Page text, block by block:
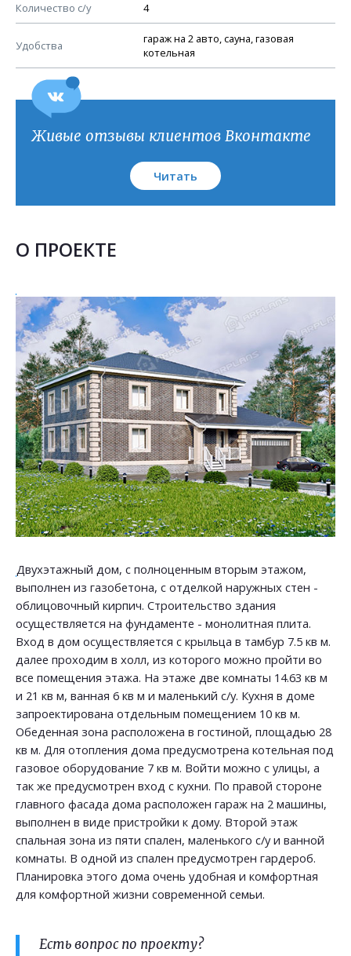
Количество с/у 4
Удобства
гараж на 2 авто, сауна, газовая
котельная
План кровли
Живые отзывы клиентов Вконтакте
Читать
О ПРОЕКТЕ
Двухэтажный дом, с полноценным вторым этажом,
выполнен из газобетона, с отделкой наружных стен -
облицовочный кирпич. Строительство здания
осуществляется на фундаменте - монолитная плита.
Вход в дом осуществляется с крыльца в тамбур 7.5 кв м.
далее проходим в холл, из которого можно пройти во
все помещения этажа. На этаже две комнаты 14.63 кв м
и 21 кв м, ванная 6 кв м и маленький с/у. Кухня в доме
запроектирована отдельным помещением 10 кв м.
Обеденная зона расположена в гостиной, площадью 28
кв м. Для отопления дома предусмотрена котельная под
газовое оборудование 7 кв м. Войти можно с улицы, а
так же предусмотрен вход с кухни. По правой стороне
главного фасада дома расположен гараж на 2 машины,
выполнен в виде пристройки к дому. Второй этаж
спальная зона из пяти спален, маленького с/у и ванной
комнаты. В одной из спален предусмотрен гардероб.
Планировка этого дома очень удобная и комфортная
для комфортной жизни современной семьи.
Есть вопрос по проекту?